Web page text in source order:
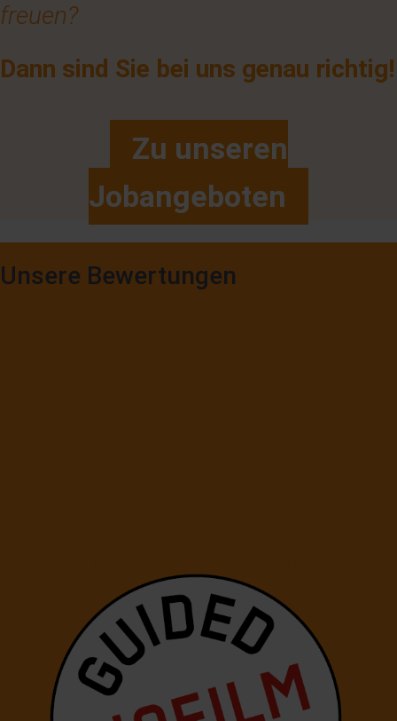
freuen?
Dann sind Sie bei uns genau richtig!
Zu unseren
Jobangeboten
Unsere Bewertungen